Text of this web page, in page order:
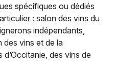
spécifiques ou dédiés
: salon des vins du
indépendants,
des vins et de la
des vins de